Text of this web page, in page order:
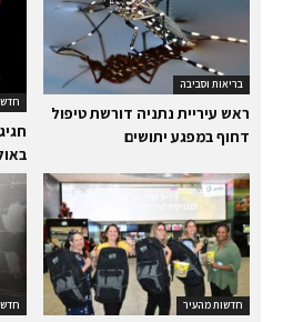
בריאות וסביבה
ראש עיריית נתניה דורשת טיפול
דחוף במפגע יתושים
חדשות מהעיר